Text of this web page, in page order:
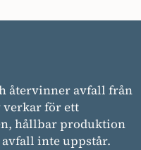
återvinner avfall från
verkar för ett
hållbar produktion
inte uppstår.